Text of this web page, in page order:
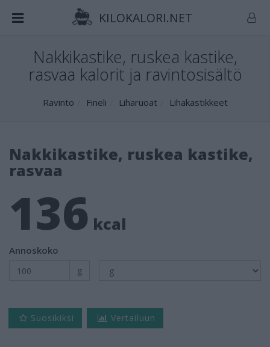
KILOKALORI.NET
Nakkikastike, ruskea kastike,
rasvaa kalorit ja ravintosisältö
Ravinto Fineli Liharuoat Lihakastikkeet
Nakkikastike, ruskea kastike,
rasvaa
136 kcal
Annoskoko
g
Suosikiksi Vertailuun